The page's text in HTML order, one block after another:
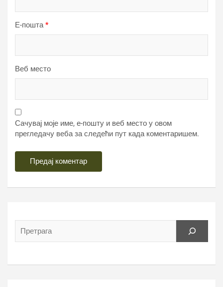
Е-пошта*
Веб место
Сачувај моје име, е-пошту и веб место у овом
прегледачу веба за следећи пут када коментаришем.